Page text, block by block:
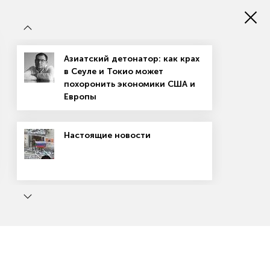
Азиатский детонатор: как крах
в Сеуле и Токио может
похоронить экономики США и
Европы
Настоящие новости